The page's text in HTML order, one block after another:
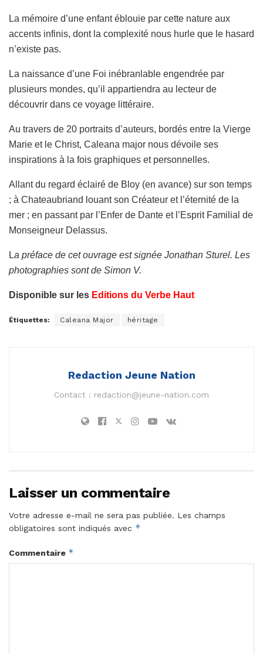
La mémoire d’une enfant éblouie par cette nature aux
accents infinis, dont la complexité nous hurle que le hasard
n’existe pas.
La naissance d’une Foi inébranlable engendrée par
plusieurs mondes, qu’il appartiendra au lecteur de
découvrir dans ce voyage littéraire.
Au travers de 20 portraits d’auteurs, bordés entre la Vierge
Marie et le Christ, Caleana major nous dévoile ses
inspirations à la fois graphiques et personnelles.
Allant du regard éclairé de Bloy (en avance) sur son temps
; à Chateaubriand louant son Créateur et l’éternité de la
mer ; en passant par l’Enfer de Dante et l’Esprit Familial de
Monseigneur Delassus.
La préface de cet ouvrage est signée Jonathan Sturel. Les
photographies sont de Simon V.
Disponible sur les Editions du Verbe Haut
Étiquettes: Caleana Major héritage
Redaction Jeune Nation
Contact : redaction@jeune-nation.com
Laisser un commentaire
Votre adresse e-mail ne sera pas publiée. Les champs
obligatoires sont indiqués avec *
Commentaire *